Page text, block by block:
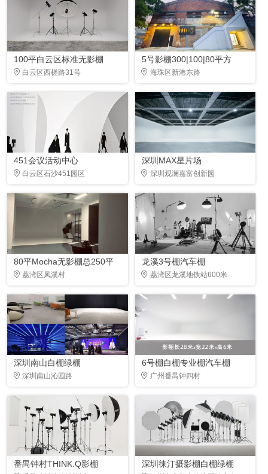
100平白云区标准无影棚
白云区西槎路31号
5号影棚300|100|80平方
海珠区新港东路
451会议活动中心
白云区石沙451园区
深圳MAX星片场
深圳观澜嘉富创新园
80平Mocha无影棚总250平
荔湾区凤溪村
龙溪3号棚汽车棚
荔湾区龙溪地铁站600米
深圳南山白棚绿棚
深圳南山沁园路
6号棚白棚专业棚汽车棚
广州番禺钟四村
番禺钟村THINK.Q影棚 深圳徕汀摄影棚白棚绿棚